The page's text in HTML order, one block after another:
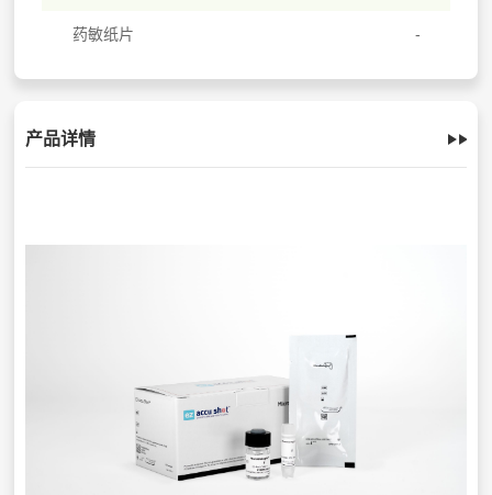
药敏纸片
产品详情